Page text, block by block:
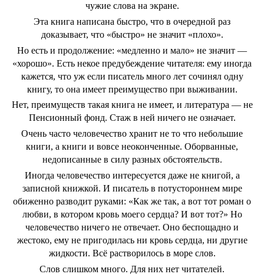
чужие слова на экране.
Эта книга написана быстро, что в очередной раз
доказывает, что «быстро» не значит «плохо».
Но есть и продолжение: «медленно и мало» не значит —
«хорошо». Есть некое предубеждение читателя: ему иногда
кажется, что уж если писатель много лет сочинял одну
книгу, то она имеет преимущество при выживании.
Нет, преимуществ такая книга не имеет, и литература — не
Пенсионный фонд. Стаж в ней ничего не означает.
Очень часто человечество хранит не то что небольшие
книги, а книги и вовсе неоконченные. Оборванные,
недописанные в силу разных обстоятельств.
Иногда человечество интересуется даже не книгой, а
записной книжкой. И писатель в потустороннем мире
обиженно разводит руками: «Как же так, а вот тот роман о
любви, в котором кровь моего сердца? И вот тот?» Но
человечество ничего не отвечает. Оно беспощадно и
жестоко, ему не пригодилась ни кровь сердца, ни другие
жидкости. Всё растворилось в море слов.
Слов слишком много. Для них нет читателей.